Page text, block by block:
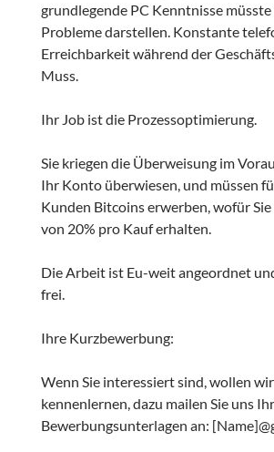
grundlegende PC Kenntnisse müsste
Probleme darstellen. Konstante
Erreichbarkeit während der
Muss.
Ihr Job ist die Prozessoptimierung.
Sie kriegen die Überweisung im
Ihr Konto überwiesen, und müssen
Kunden Bitcoins erwerben, wofür
von 20% pro Kauf erhalten.
Die Arbeit ist Eu-weit angeordnet
frei.
Ihre Kurzbewerbung:
Wenn Sie interessiert sind, wollen wir
kennenlernen, dazu mailen Sie uns
Bewerbungsunterlagen an: